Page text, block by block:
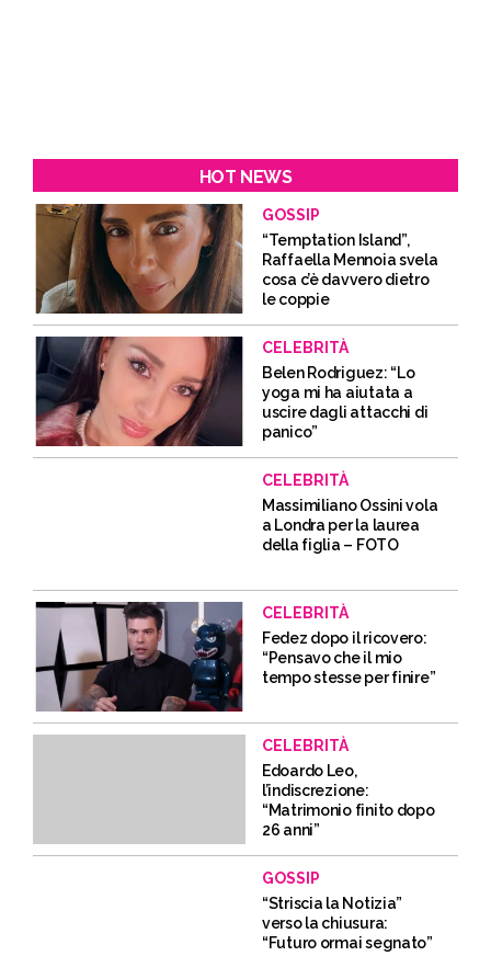
HOT NEWS
GOSSIP
“Temptation Island”,
Raffaella Mennoia svela
cosa c’è davvero dietro
le coppie
CELEBRITÀ
Belen Rodriguez: “Lo
yoga mi ha aiutata a
uscire dagli attacchi di
panico”
CELEBRITÀ
Massimiliano Ossini vola
a Londra per la laurea
della figlia – FOTO
CELEBRITÀ
Fedez dopo il ricovero:
“Pensavo che il mio
tempo stesse per finire”
CELEBRITÀ
Edoardo Leo,
l’indiscrezione:
“Matrimonio finito dopo
26 anni”
GOSSIP
“Striscia la Notizia”
verso la chiusura:
“Futuro ormai segnato”